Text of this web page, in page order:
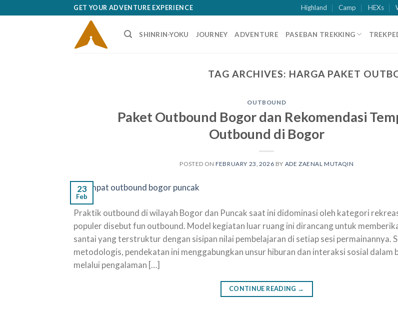
to
GET YOUR ADVENTURE EXPERIENCE Highland Camp HEXs
SHINRIN-YOKU JOURNEY ADVENTURE PASEBAN TREKKING
TAG ARCHIVES: HARGA PAKET
OUTBOUND
Paket Outbound Bogor dan Rekomendasi
Outbound di Bogor
POSTED ONFEBRUARY 23, 2026 BY ADE ZAENAL MUTAQIN
23
Feb
Praktik outbound di wilayah Bogor dan Puncak saat ini didominasi oleh kategori
populer disebut fun outbound. Model kegiatan luar ruang ini dirancang untuk
santai yang terstruktur dengan sisipan nilai pembelajaran di setiap sesi permainannya.
metodologis, pendekatan ini menggabungkan unsur hiburan dan interaksi sosial dalam
melalui pengalaman […]
CONTINUE READING →